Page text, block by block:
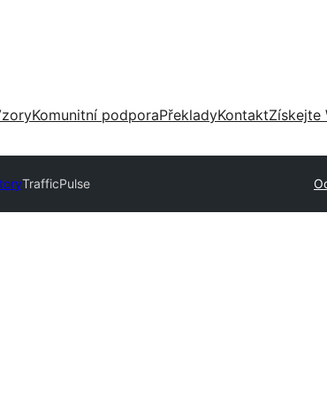
Komunitní podporaPřekladyKontaktZískejte
TrafficPulse